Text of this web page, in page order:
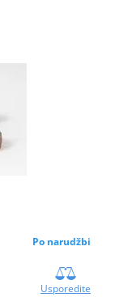
Po narudžbi
Usporedite